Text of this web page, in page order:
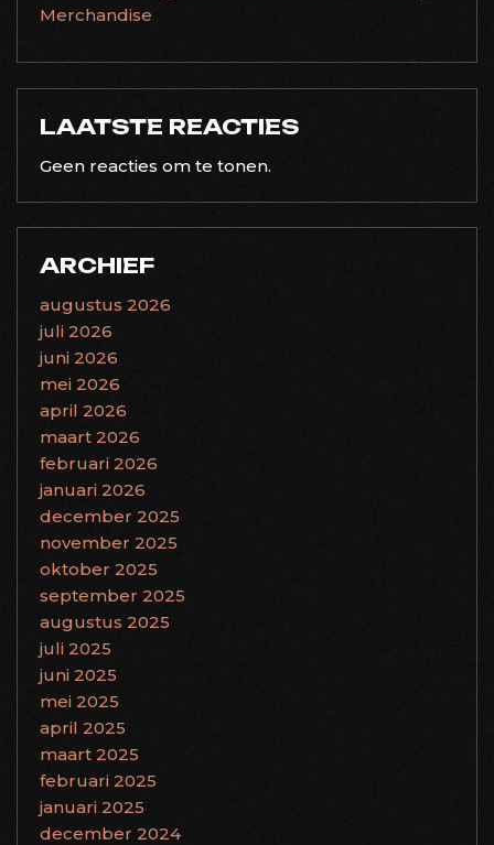
Merchandise
LAATSTE REACTIES
Geen reacties om te tonen.
ARCHIEF
augustus 2026
juli 2026
juni 2026
mei 2026
april 2026
maart 2026
februari 2026
januari 2026
december 2025
november 2025
oktober 2025
september 2025
augustus 2025
juli 2025
juni 2025
mei 2025
april 2025
maart 2025
februari 2025
januari 2025
december 2024